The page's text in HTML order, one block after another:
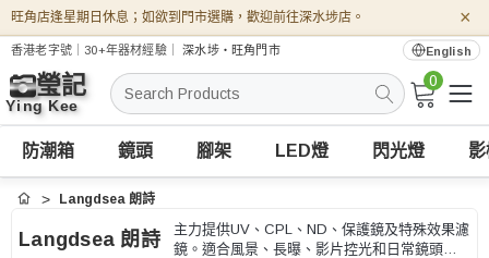
旺角店逢星期日休息；如欲到門市選購，歡迎前往深水埗店。 ×
香港老字號｜30+年器材經驗｜深水埗・旺角門市 English
搜
索
0
防潮箱 鏡頭 腳架 LED燈 閃光燈
首頁 Langdsea 朗詩
Langdsea 朗詩
主力提供UV、CPL、ND、保護鏡及特殊效果濾
鏡。適合風景、長曝、影片控光和日常鏡頭保